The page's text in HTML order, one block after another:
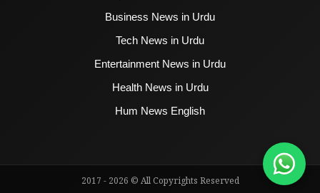
Business News in Urdu
Tech News in Urdu
Entertainment News in Urdu
Health News in Urdu
Hum News English
2017 - 2026 © All Copyrights Reserved